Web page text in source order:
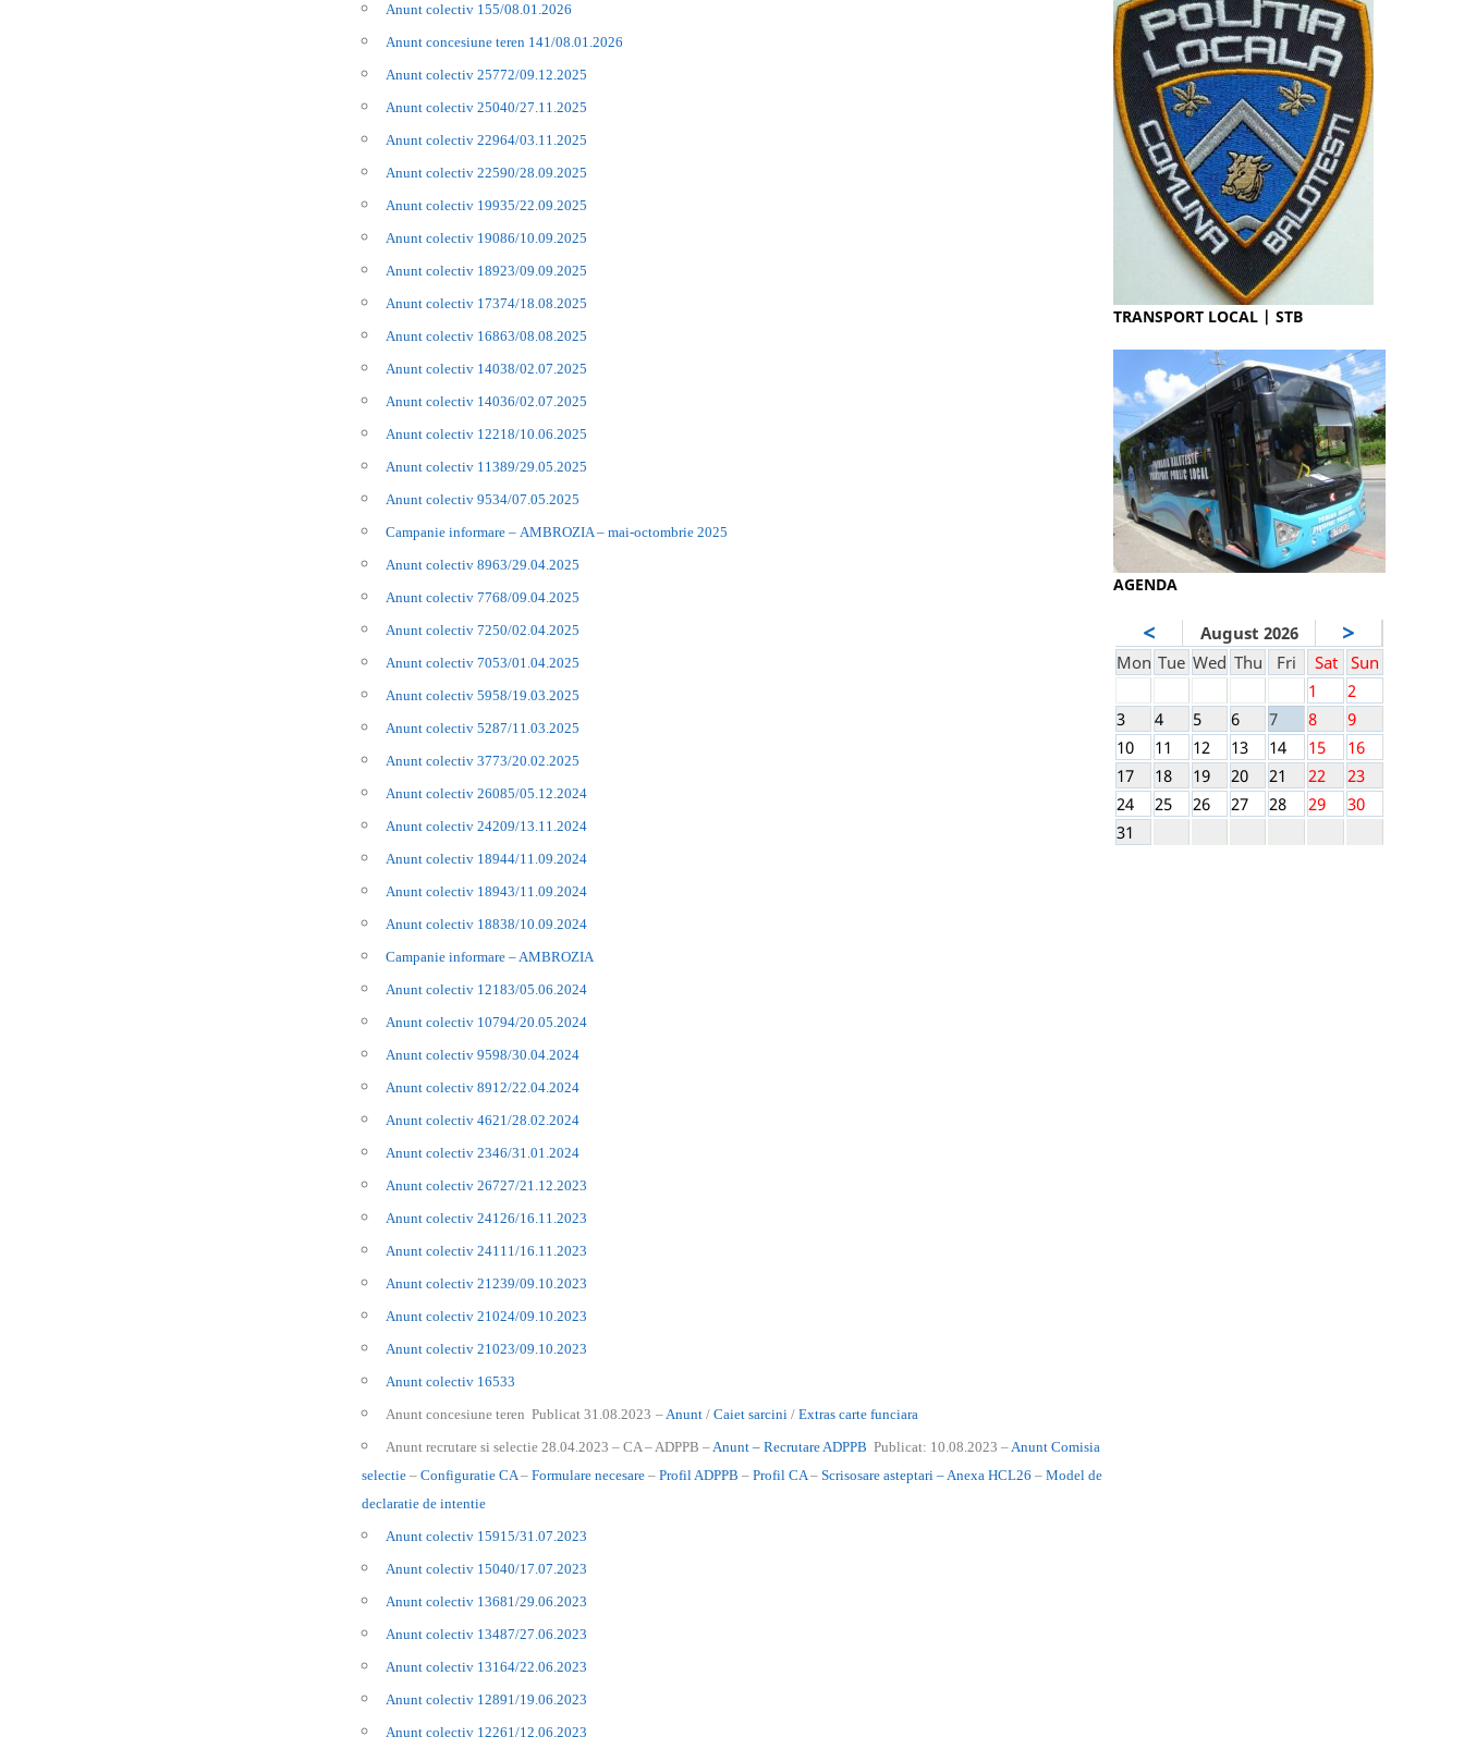
Anunt colectiv 155/08.01.2026
Anunt concesiune teren 141/08.01.2026
Anunt colectiv 25772/09.12.2025
Anunt colectiv 25040/27.11.2025
Anunt colectiv 22964/03.11.2025
Anunt colectiv 22590/28.09.2025
Anunt colectiv 19935/22.09.2025
Anunt colectiv 19086/10.09.2025
Anunt colectiv 18923/09.09.2025
Anunt colectiv 17374/18.08.2025
Anunt colectiv 16863/08.08.2025
Anunt colectiv 14038/02.07.2025
Anunt colectiv 14036/02.07.2025
Anunt colectiv 12218/10.06.2025
Anunt colectiv 11389/29.05.2025
Anunt colectiv 9534/07.05.2025
Campanie informare – AMBROZIA – mai-octombrie 2025
Anunt colectiv 8963/29.04.2025
Anunt colectiv 7768/09.04.2025
Anunt colectiv 7250/02.04.2025
Anunt colectiv 7053/01.04.2025
Anunt colectiv 5958/19.03.2025
Anunt colectiv 5287/11.03.2025
Anunt colectiv 3773/20.02.2025
Anunt colectiv 26085/05.12.2024
Anunt colectiv 24209/13.11.2024
Anunt colectiv 18944/11.09.2024
Anunt colectiv 18943/11.09.2024
Anunt colectiv 18838/10.09.2024
Campanie informare – AMBROZIA
Anunt colectiv 12183/05.06.2024
Anunt colectiv 10794/20.05.2024
Anunt colectiv 9598/30.04.2024
Anunt colectiv 8912/22.04.2024
Anunt colectiv 4621/28.02.2024
Anunt colectiv 2346/31.01.2024
Anunt colectiv 26727/21.12.2023
Anunt colectiv 24126/16.11.2023
Anunt colectiv 24111/16.11.2023
Anunt colectiv 21239/09.10.2023
Anunt colectiv 21024/09.10.2023
Anunt colectiv 21023/09.10.2023
Anunt colectiv 16533
Anunt concesiune teren Publicat 31.08.2023 –Anunt / Caiet sarcini / Extras carte funciara
Anunt recrutare si selectie 28.04.2023 – CA – ADPPB –Anunt – Recrutare ADPPB Publicat: 10.08.2023 –Anunt Comisia
selectie – Configuratie CA– Formulare necesare – Profil ADPPB – Profil CA– Scrisosare asteptari – Anexa HCL26 – Model de
declaratie de intentie
Anunt colectiv 15915/31.07.2023
Anunt colectiv 15040/17.07.2023
Anunt colectiv 13681/29.06.2023
Anunt colectiv 13487/27.06.2023
Anunt colectiv 13164/22.06.2023
Anunt colectiv 12891/19.06.2023
Anunt colectiv 12261/12.06.2023
TRANSPORT LOCAL | STB
AGENDA
< August 2026 >
Mon Tue Wed Thu Fri Sat
Sun
1
2
3
4 5 6 7 8
9
10
11 12 13 14 15
16
17
18 19 20 21 22
23
24
25 26 27 28 29
30
31